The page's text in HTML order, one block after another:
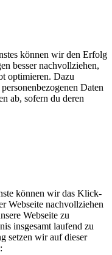
können wir den Erfolg
besser nachvollziehen,
optimieren. Dazu
Daten
ab, sofern du deren
können wir das Klick-
Webseite nachvollziehen
Webseite zu
insgesamt laufend zu
setzen wir auf dieser